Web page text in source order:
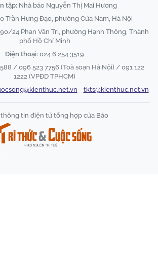
tập: Nhà báo Nguyễn Thị Mai Hương
Trần Hưng Đạo, phường Cửa Nam, Hà Nội
24 Phan Văn Trị, phường Hạnh Thông, Thành
phố Hồ Chí Minh
Điện thoại: 024 6 254 3519
/ 096 523 7756 (Toà soạn Hà Nội) / 091 122
1222 (VPĐD TPHCM)
- tkts@kienthuc.net.vn
tin điện tử tổng hợp của Báo